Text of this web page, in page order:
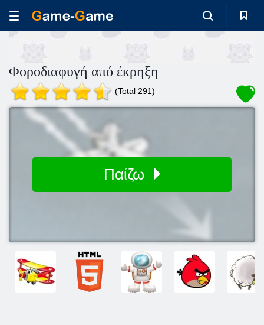
Φοροδιαφυγή από έκρηξη
(Total 291)
Παίζω